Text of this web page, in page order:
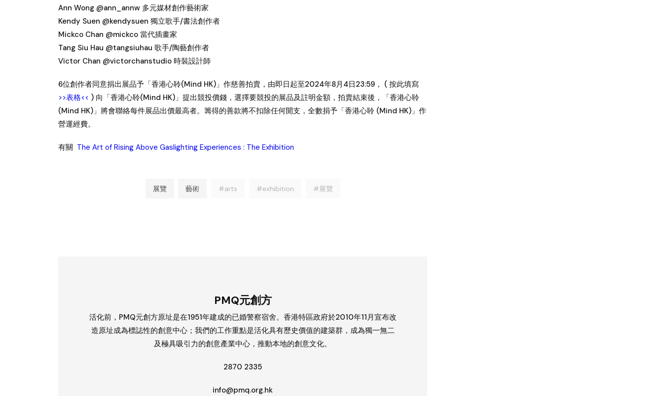
Ann Wong @ann_annw 多元媒材創作藝術家
Kendy Suen @kendysuen 獨立歌手/書法創作者
Mickco Chan @mickco 當代插畫家
Tang Siu Hau @tangsiuhau 歌手/陶藝創作者
Victor Chan @victorchanstudio 時裝設計師
6位創作者同意捐出展品予「香港心聆(Mind HK)」作慈善拍賣，由即日起至2024年8月4日23:59， ( 按此填寫
>>表格<< ) 向「香港心聆(Mind HK)」提出競投價錢，選擇要競投的展品及註明金額，拍賣結束後，「香港心聆
(Mind HK)」將會聯絡每件展品出價最高者。籌得的善款將不扣除任何開支，全數捐予「香港心聆 (Mind HK)」作
營運經費。
有關 The Art of Rising Above Gaslighting Experiences : The Exhibition
展覽 藝術 #arts #exhibition #展覽
PMQ元創方
活化前，PMQ元創方原址是在1951年建成的已婚警察宿舍。香港特區政府於2010年11月宣布改
造原址成為標誌性的創意中心；我們的工作重點是活化具有歷史價值的建築群，成為獨一無二
及極具吸引力的創意產業中心，推動本地的創意文化。
2870 2335
info@pmq.org.hk